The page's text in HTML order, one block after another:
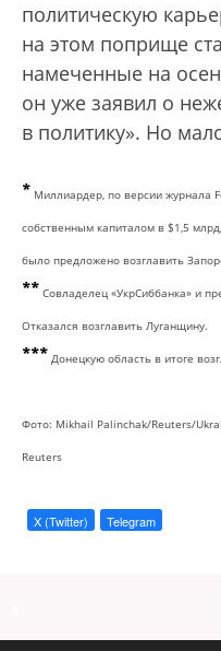
политическую
на этом поприще
намеченные на
он уже заявил о
в политику». Но
* Миллиардер, по версии журнала
собственным капиталом в $1,5
было предложено возглавить
** Совладелец «УкрСиббанка» и
Отказался возглавить Луганщину.
*** Донецкую область в итоге
Фото: Mikhail Palinchak/Reuters/
Reuters
X (Twitter) Telegram